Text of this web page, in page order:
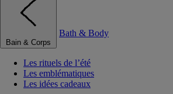
Bain & Corps
Bath & Body
Les rituels de l’été
Les emblématiques
Les idées cadeaux